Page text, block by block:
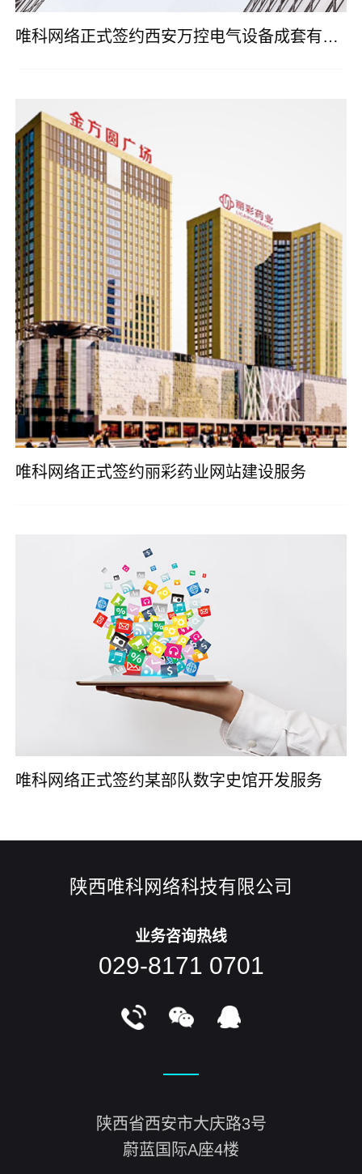
唯科网络正式签约西安万控电气设备成套有限公司网站改版建设服务
唯科网络正式签约丽彩药业网站建设服务
唯科网络正式签约某部队数字史馆开发服务
陕西唯科网络科技有限公司
业务咨询热线
029-8171 0701
陕西省西安市大庆路3号
蔚蓝国际A座4楼